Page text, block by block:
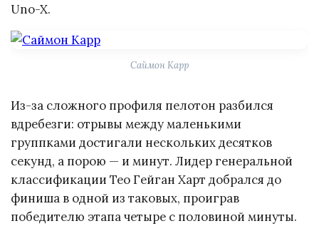
Uno-X.
Саймон Карр
Из-за сложного профиля пелотон разбился
вдребезги: отрывы между маленькими
группками достигали нескольких десятков
секунд, а порою — и минут. Лидер генеральной
классификации Тео Гейган Харт добрался до
финиша в одной из таковых, проиграв
победителю этапа четыре с половиной минуты.